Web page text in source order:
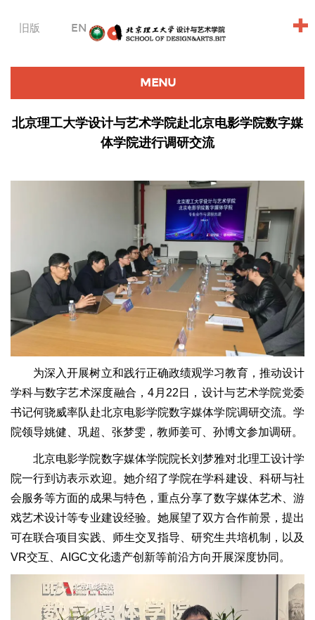
旧版 EN +
MENU
北京理工大学设计与艺术学院赴北京电影学院数字媒
体学院进行调研交流
为深入开展树立和践行正确政绩观学习教育，推动设计
学科与数字艺术深度融合，4月22日，设计与艺术学院党委
书记何骁威率队赴北京电影学院数字媒体学院调研交流。学
院领导姚健、巩超、张梦雯，教师姜可、孙博文参加调研。
北京电影学院数字媒体学院院长刘梦雅对北理工设计学
院一行到访表示欢迎。她介绍了学院在学科建设、科研与社
会服务等方面的成果与特色，重点分享了数字媒体艺术、游
戏艺术设计等专业建设经验。她展望了双方合作前景，提出
可在联合项目实践、师生交叉指导、研究生共培机制，以及
VR交互、AIGC文化遗产创新等前沿方向开展深度协同。